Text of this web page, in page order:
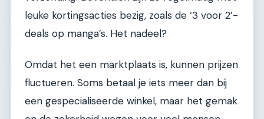
leuke kortingsacties bezig, zoals de ‘3 voor 2’-
deals op manga’s. Het nadeel?
Omdat het een marktplaats is, kunnen prijzen
fluctueren. Soms betaal je iets meer dan bij
een gespecialiseerde winkel, maar het gemak